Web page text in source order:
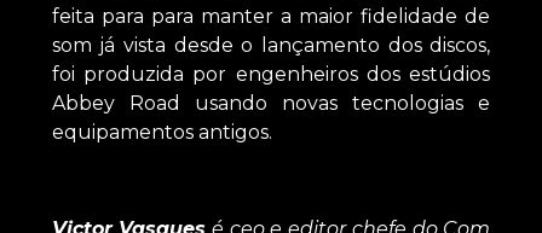
feita para para manter a maior fidelidade de
som já vista desde o lançamento dos discos,
foi produzida por engenheiros dos estúdios
Abbey Road usando novas tecnologias e
equipamentos antigos.
Victor Vasques é ceo e editor chefe do Com